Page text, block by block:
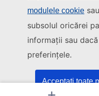
modulele cookie
subsolul oricărei
informații sau
preferințele.
Acceptați toate
Instituțiile și